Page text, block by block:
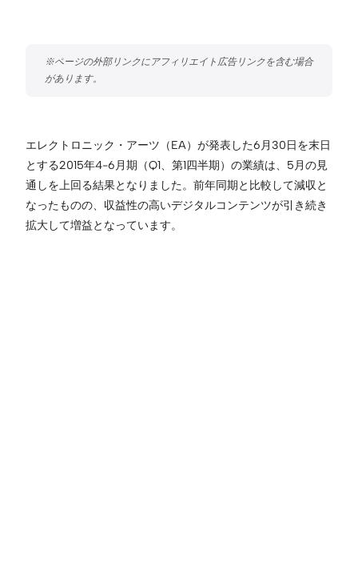
エレクトロニック・アーツ（EA）が発表した6月30日を末日
とする2015年4-6月期（Q1、第1四半期）の業績は、5月の見
通しを上回る結果となりました。前年同期と比較して減収と
なったものの、収益性の高いデジタルコンテンツが引き続き
拡大して増益となっています。